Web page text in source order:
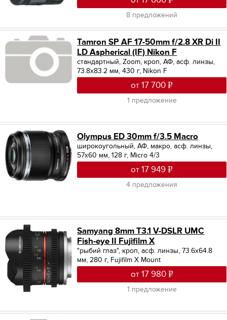
8 предложений
Tamron SP AF 17-50mm f/2.8 XR Di II
LD Aspherical (IF) Nikon F
стандартный, Zoom, кроп, АФ, асф. линзы,
73.8x83.2 мм, 430 г, Nikon F
от 17 700
1 предложение
Olympus ED 30mm f/3.5 Macro
широкоугольный, АФ, макро, асф. линзы,
57x60 мм, 128 г, Micro 4/3
от 17 949
4 предложения
Samyang 8mm T3.1 V-DSLR UMC
Fish-eye II Fujifilm X
"рыбий глаз", кроп, асф. линзы, 73.6x64.8
мм, 280 г, Fujifilm X Mount
от 17 980
1 предложение